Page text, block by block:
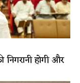
होगी और